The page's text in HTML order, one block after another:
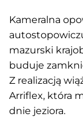
Kameralna
mazurski
buduje
Z realizacją
Arriflex, która
dnie jeziora.